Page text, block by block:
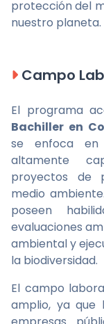
protección del
nuestro planeta.
Campo
El programa
Bachiller en
se enfoca en
altamente
proyectos de
medio
poseen
evaluaciones
ambiental y
la biodiversidad.
El campo
amplio, ya que